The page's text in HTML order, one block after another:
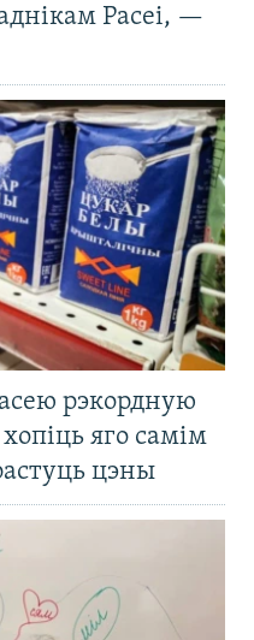
Расеі, —
рэкордную
яго самім
цэны